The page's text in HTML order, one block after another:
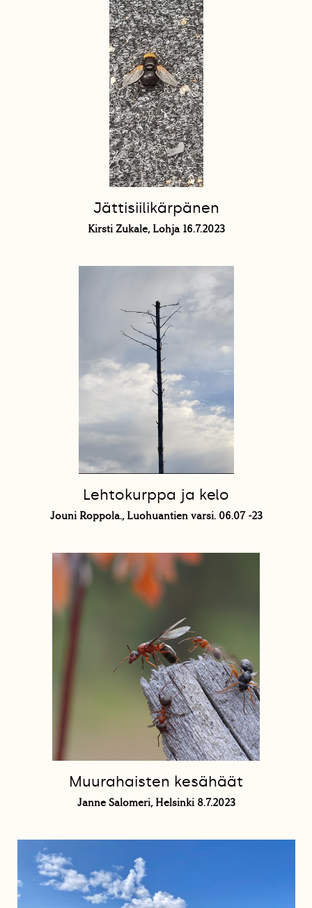
Jättisiilikärpänen
Kirsti Zukale, Lohja 16.7.2023
Lehtokurppa ja kelo
Jouni Roppola., Luohuantien varsi. 06.07 -23
Muurahaisten kesähäät
Janne Salomeri, Helsinki 8.7.2023